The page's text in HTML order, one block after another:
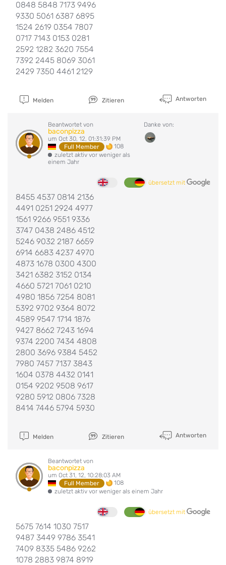
0848 5848 7173 9496
9330 5061 6387 6895
1524 2619 0354 7807
0717 7143 0153 0281
2592 1282 3620 7554
7392 2445 8069 3061
2429 7350 4461 2129
Melden Zitieren Antworten
Beantwortet von
baconpizza
um Oct 30, 12, 01:31:39 PM
Full Member
108
zuletzt aktiv vor weniger als
einem Jahr
Danke von:
übersetzt mit
8455 4537 0814 2136
4491 0251 2924 4977
1561 9266 9551 9336
3747 0438 2486 4512
5246 9032 2187 6659
6914 6683 4237 4970
4873 1678 0300 4300
3421 6382 3152 0134
4660 5721 7061 0210
4980 1856 7254 8081
5392 9702 9364 8072
4589 9547 1714 1876
9427 8662 7243 1694
9374 2200 7434 4808
2800 3696 9384 5452
7980 7457 7137 3843
1604 0378 4432 0141
0154 9202 9508 9617
9280 5912 0806 7328
8414 7446 5794 5930
Melden Zitieren Antworten
Beantwortet von
baconpizza
um Oct 31, 12, 10:28:03 AM
Full Member
108
zuletzt aktiv vor weniger als einem Jahr
übersetzt mit
5675 7614 1030 7517
9487 3449 9786 3541
7409 8335 5486 9262
1078 2883 9874 8919